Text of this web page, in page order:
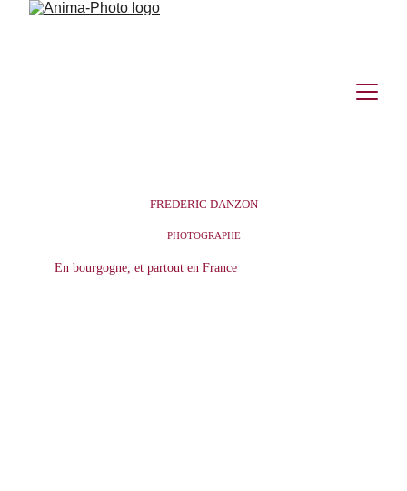
FREDERIC DANZON
PHOTOGRAPHE
En bourgogne, et partout en France